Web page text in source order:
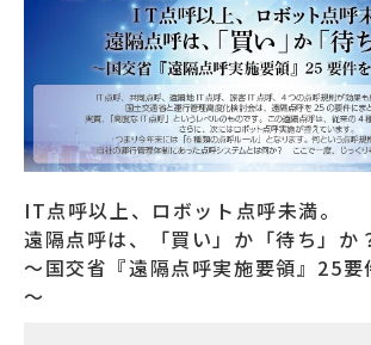
IT点呼以上、ロボット点呼未満。
遠隔点呼は、「買い」か「待ち」か
～国交省『遠隔点呼実施要領』25要
～